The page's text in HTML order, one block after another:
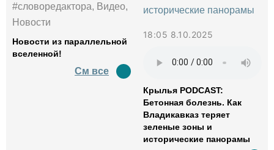
#словоредактора, Видео,
Новости
Новости из параллельной
вселенной!
См все
18:05 8.10.2025
Крылья PODCAST:
Бетонная болезнь. Как
Владикавказ теряет
зеленые зоны и
исторические панорамы